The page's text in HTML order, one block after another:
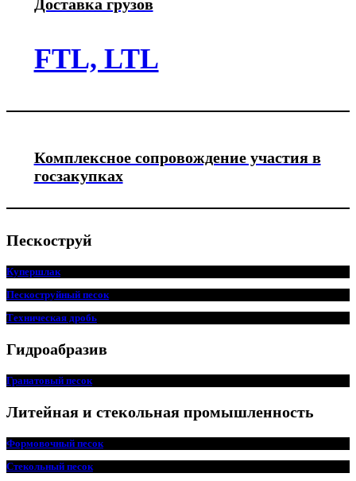
Доставка грузов
FTL, LTL
Комплексное сопровождение участия в
госзакупках
Пескоструй
Купершлак
Пескоструйный песок
Техническая дробь
Гидроабразив
Гранатовый песок
Литейная и стекольная промышленность
Формовочный песок
Стекольный песок